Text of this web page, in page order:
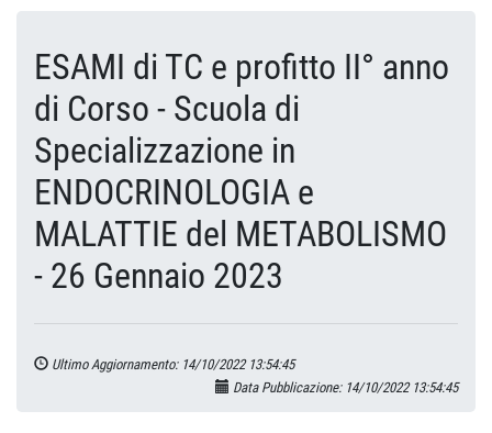
ESAMI di TC e profitto II° anno
di Corso - Scuola di
Specializzazione in
ENDOCRINOLOGIA e
MALATTIE del METABOLISMO
- 26 Gennaio 2023
Ultimo Aggiornamento: 14/10/2022 13:54:45
Data Pubblicazione: 14/10/2022 13:54:45